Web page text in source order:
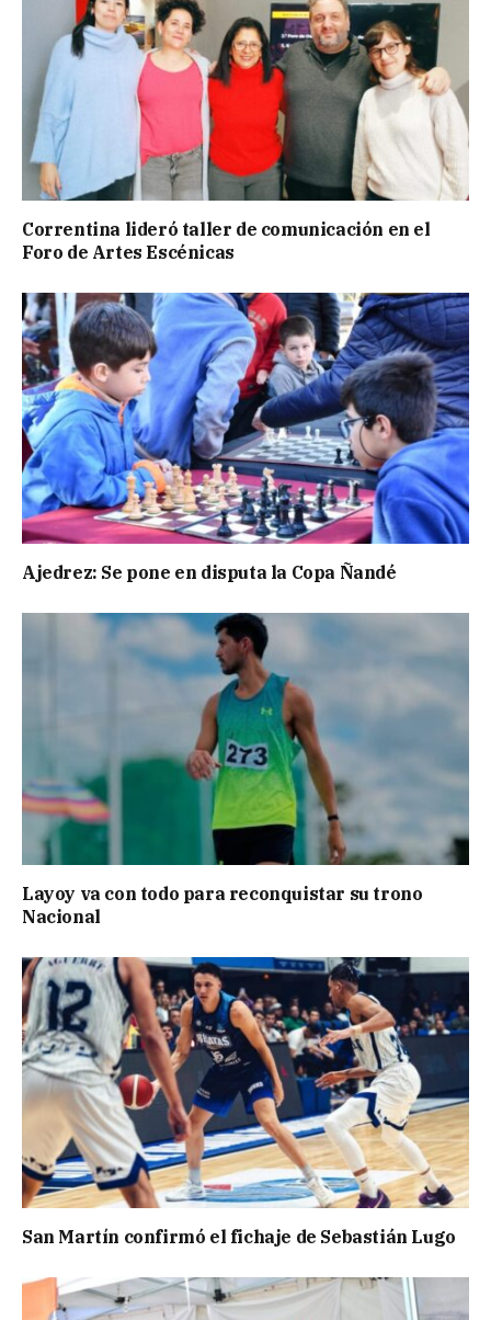
Correntina lideró taller de comunicación en el
Foro de Artes Escénicas
Ajedrez: Se pone en disputa la Copa Ñandé
Layoy va con todo para reconquistar su trono
Nacional
San Martín confirmó el fichaje de Sebastián Lugo